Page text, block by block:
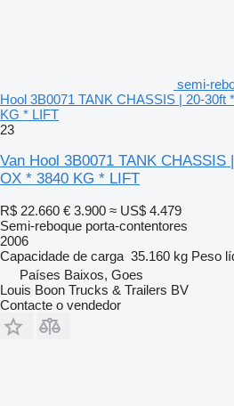
semi-
Hool 3B0071 TANK CHASSIS | 20-30ft
KG * LIFT
23
Van Hool 3B0071 TANK CHASSIS
OX * 3840 KG * LIFT
R$ 22.660 € 3.900 ≈ US$ 4.479
Semi-reboque porta-contentores
2006
Capacidade de carga 35.160 kg Peso
Países Baixos, Goes
Louis Boon Trucks & Trailers BV
Contacte o vendedor